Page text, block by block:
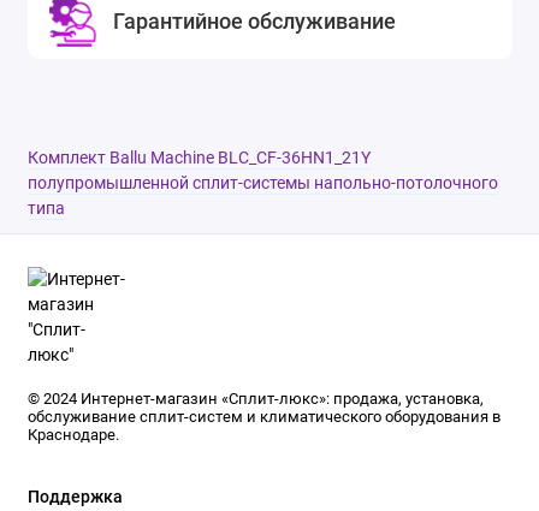
Гарантийное обслуживание
Комплект Ballu Machine BLC_CF-36HN1_21Y
полупромышленной сплит-системы напольно-потолочного
типа
© 2024 Интернет-магазин «Сплит-люкс»: продажа, установка,
обслуживание сплит-систем и климатического оборудования в
Краснодаре.
Поддержка